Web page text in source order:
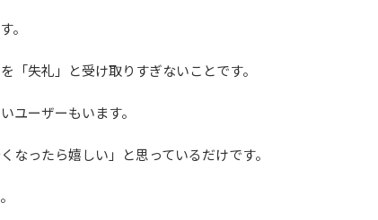
。
「失礼」と受け取りすぎないことです。
ユーザーもいます。
なったら嬉しい」と思っているだけです。